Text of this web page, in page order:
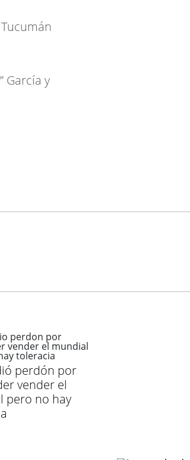
García y
perdón por
vender el
pero no hay